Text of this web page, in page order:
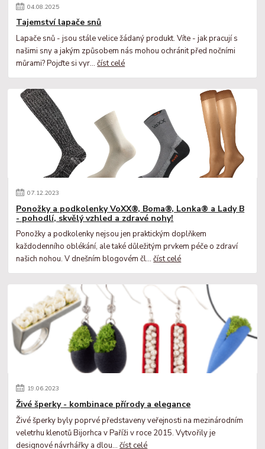
04.08.2025
Tajemství lapače snů
Lapače snů - jsou stále velice žádaný produkt. Víte - jak pracují s
našimi sny a jakým způsobem nás mohou ochránit před nočními
můrami? Pojďte si vyr...číst celé
07.12.2023
Ponožky a podkolenky VoXX®, Boma®, Lonka® a Lady B
- pohodlí, skvělý vzhled a zdravé nohy!
Ponožky a podkolenky nejsou jen praktickým doplňkem
každodenního oblékání, ale také důležitým prvkem péče o zdraví
našich nohou. V dnešním blogovém čl...číst celé
19.06.2023
Živé šperky - kombinace přírody a elegance
Živé šperky byly poprvé představeny veřejnosti na mezinárodním
veletrhu klenotů Bijorhca v Paříži v roce 2015. Vytvořily je
designové návrhářky a dlou...číst celé